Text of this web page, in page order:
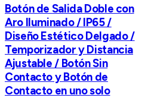
Botón de Salida Doble con
Aro Iluminado / IP65 /
Diseño Estético Delgado /
Temporizador y Distancia
Ajustable / Botón Sin
Contacto y Botón de
Contacto en uno solo